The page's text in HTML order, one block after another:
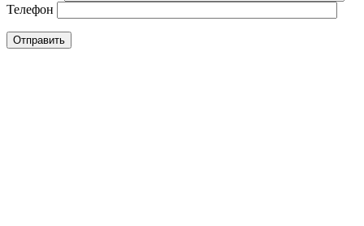
Телефон
Отправить